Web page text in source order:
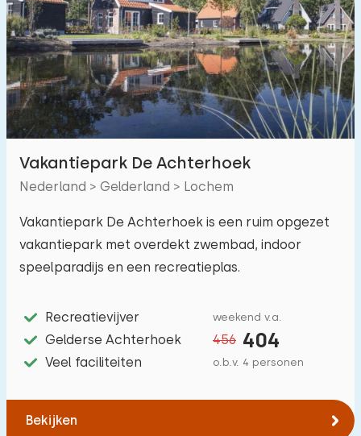
Zwembad 35
Omheinde tuin 19
Huisdiervrij 42
Fietsenschuurtje 14
Oplaadpunt auto 23
Budget
€ 0 — € 1000+
Afstanden
Vakantiepark De Achterhoek
Nederland > Gelderland > Lochem
Vakantiepark De Achterhoek is een ruim opgezet
vakantiepark met overdekt zwembad, indoor
speelparadijs en een recreatieplas.
Recreatievijver
Gelderse Achterhoek
Veel faciliteiten
weekend v.a.
456 404
o.b.v. 4 personen
Bekijken